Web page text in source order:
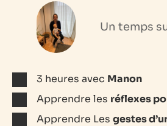
Un temps
3 heures avec Manon
Apprendre les réflexes
Apprendre Les gestes